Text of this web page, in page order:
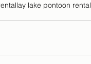
lay lake pontoon rental